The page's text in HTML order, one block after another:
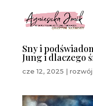
Sny i
Jung i dlaczego
cze 12, 2025 |